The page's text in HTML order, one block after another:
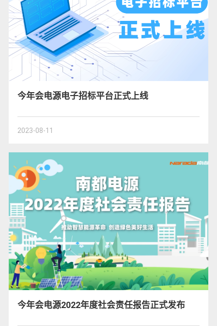
今年会电源电子招标平台正式上线
2023-08-11
今年会电源2022年度社会责任报告正式发布